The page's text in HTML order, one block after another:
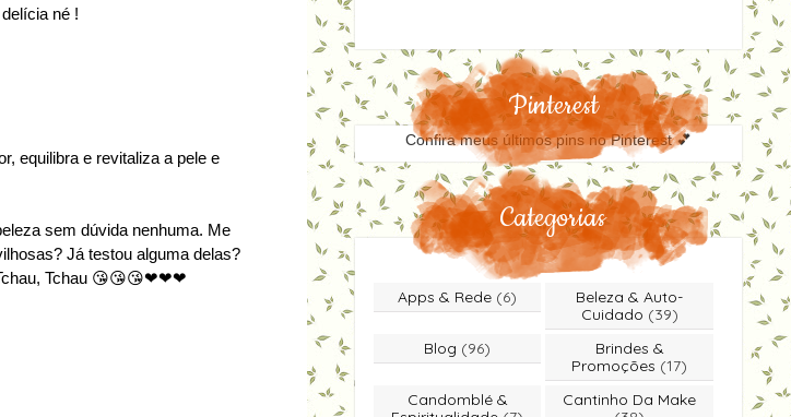
né !
equilibra e revitaliza a pele e
sem dúvida nenhuma. Me
Já testou alguma delas?
Tchau 😘😘😘❤❤❤
Pinterest
Confira meus últimos pins no Pinterest 💕
Categorias
Apps & Rede (6)
Beleza & Auto-
Cuidado (39)
Blog (96)
Brindes &
Promoções (17)
Candomblé &
Cantinho Da Make